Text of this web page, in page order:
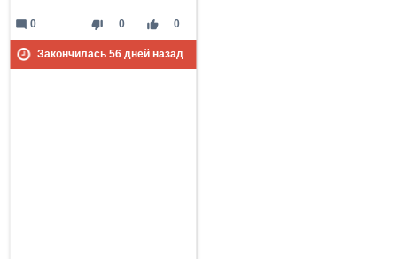
thumb_down 0 thumb_up 0
mode_comment 0
Закончилась 56дней назад